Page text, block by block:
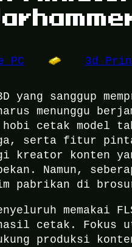
PC 3d
sanggup
menunggu
cetak model
serta fitur
kreator konten
Namun,
pabrikan di brosur
memakai
cetak. Fokus
produksi